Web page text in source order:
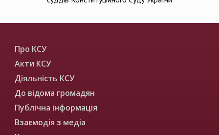
Про КСУ
Акти КСУ
Діяльність КСУ
До відома громадян
Публічна інформація
Взаємодія з медіа